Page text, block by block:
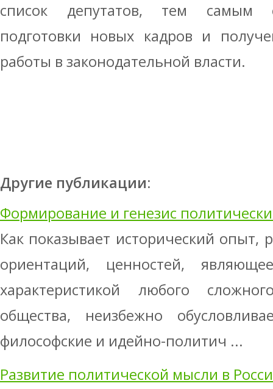
список депутатов, тем самым
подготовки новых кадров и
работы в законодательной власти.
Другие публикации:
Формирование и генезис
Как показывает исторический опыт,
ориентаций, ценностей,
характеристикой любого
общества, неизбежно
философские и идейно-политич ...
Развитие политической мысли в